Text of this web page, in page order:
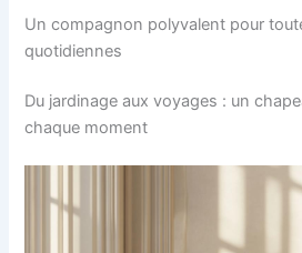
Un compagnon polyvalent pour
quotidiennes
Du jardinage aux voyages : un
chaque moment